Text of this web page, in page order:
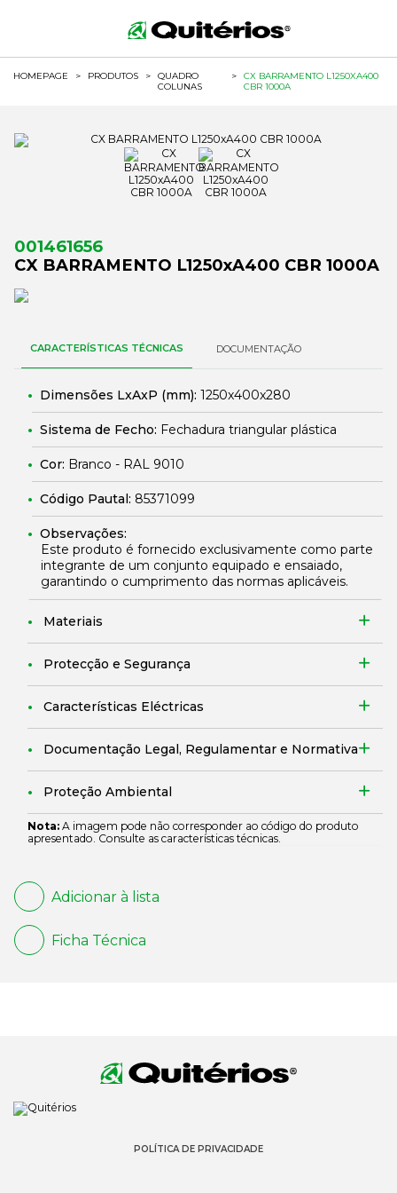
HOMEPAGE > PRODUTOS >
QUADRO
COLUNAS
>
CX BARRAMENTO L1250XA400
CBR 1000A
001461656
CX BARRAMENTO L1250xA400 CBR 1000A
CARACTERÍSTICAS TÉCNICAS DOCUMENTAÇÃO
Dimensões LxAxP (mm): 1250x400x280
Sistema de Fecho: Fechadura triangular plástica
Cor: Branco - RAL 9010
Código Pautal: 85371099
Observações:
Este produto é fornecido exclusivamente como parte
integrante de um conjunto equipado e ensaiado,
garantindo o cumprimento das normas aplicáveis.
Materiais
Protecção e Segurança
Características Eléctricas
Documentação Legal, Regulamentar e Normativa
Proteção Ambiental
Nota: A imagem pode não corresponder ao código do produto
apresentado. Consulte as características técnicas.
Adicionar à lista
Ficha Técnica
POLÍTICA DE PRIVACIDADE